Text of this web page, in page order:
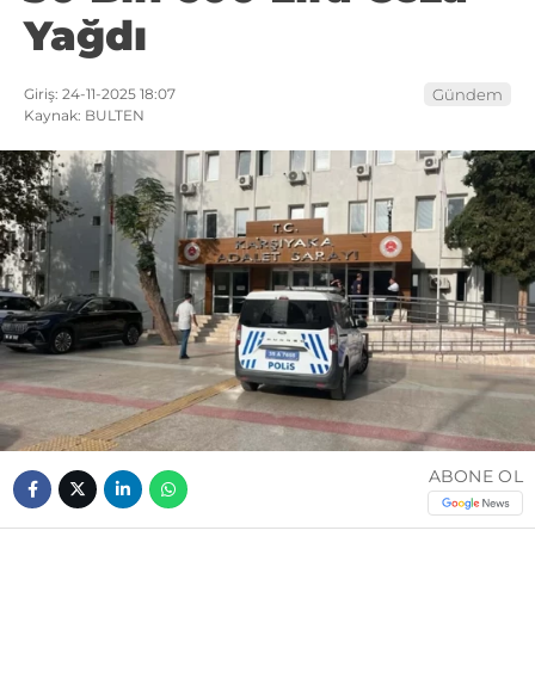
Yağdı
Giriş: 24-11-2025 18:07
Kaynak: BULTEN
Gündem
ABONE OL